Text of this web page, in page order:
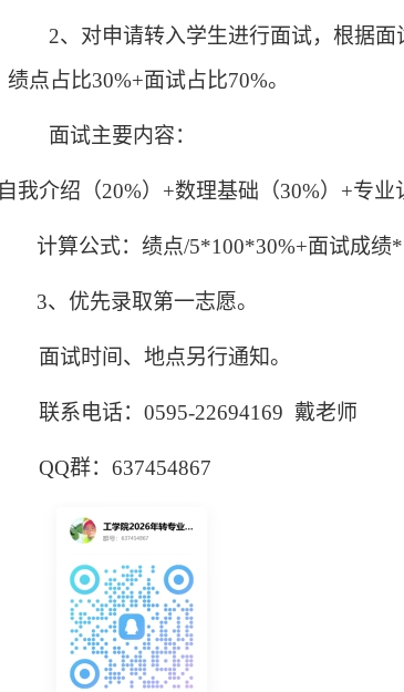
2、对申请转入学生进行面试，根据
绩点占比30%+面试占比70%。
面试主要内容：
自我介绍（20%）+数理基础（30%）+专业
计算公式：绩点/5*100*30%+面试成绩
3、优先录取第一志愿。
面试时间、地点另行通知。
联系电话： 0595-22694169 戴老师
QQ群：637454867